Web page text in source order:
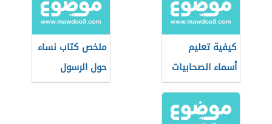
كيفية تعليم
أسماء الصحابيات
للأطفال
ملخص كتاب نساء
حول الرسول